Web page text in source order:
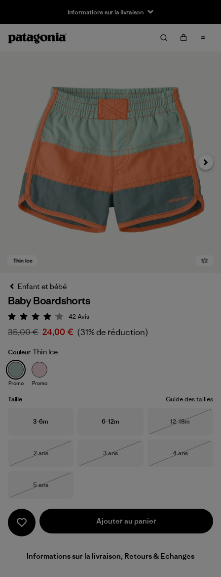
Informations sur la livraison
Thin Ice
Enfant et bébé
Baby Boardshorts
Évaluation: 4.1 / 5
42Avis
35,00 € 24,00 € (31% de réduction)
Couleur Thin Ice
Promo Promo
Taille Guide des tailles
Taille
3-6m Taille
6-12m Taille
12-18m
Taille
2 ans
Taille
3 ans
Taille
4 ans
Taille
5 ans
Ajouter au panier
Informations sur la livraison, Retours & Echanges